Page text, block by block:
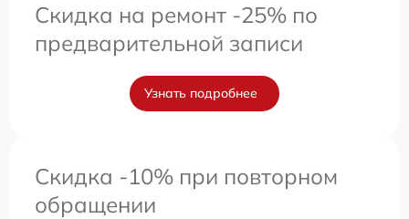
Скидка на ремонт -25% по
предварительной записи
Узнать подробнее
Скидка -10% при повторном
обращении